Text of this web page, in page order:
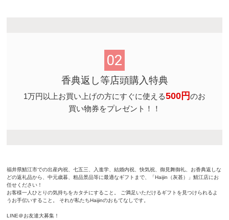
02
香典返し等店頭購入特典
1万円以上お買い上げの方にすぐに使える500円のお
買い物券をプレゼント！！
福井県鯖江市での出産内祝、七五三、入進学、結婚内祝、快気祝、御見舞御礼、お香典返しな
どの返礼品から、中元歳暮、粗品景品等に最適なギフトまで、「Haijin（灰甚）」鯖江店にお
任せください！
お客様一人ひとりの気持ちをカタチにすること。 ご満足いただけるギフトを見つけられるよ
うお手伝いすること。 それが私たちHaijinのおもてなしです。
LINE＠お友達大募集！